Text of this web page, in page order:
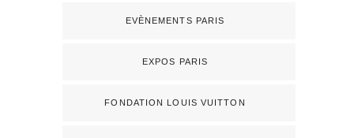
EVÈNEMENTS PARIS
EXPOS PARIS
FONDATION LOUIS VUITTON